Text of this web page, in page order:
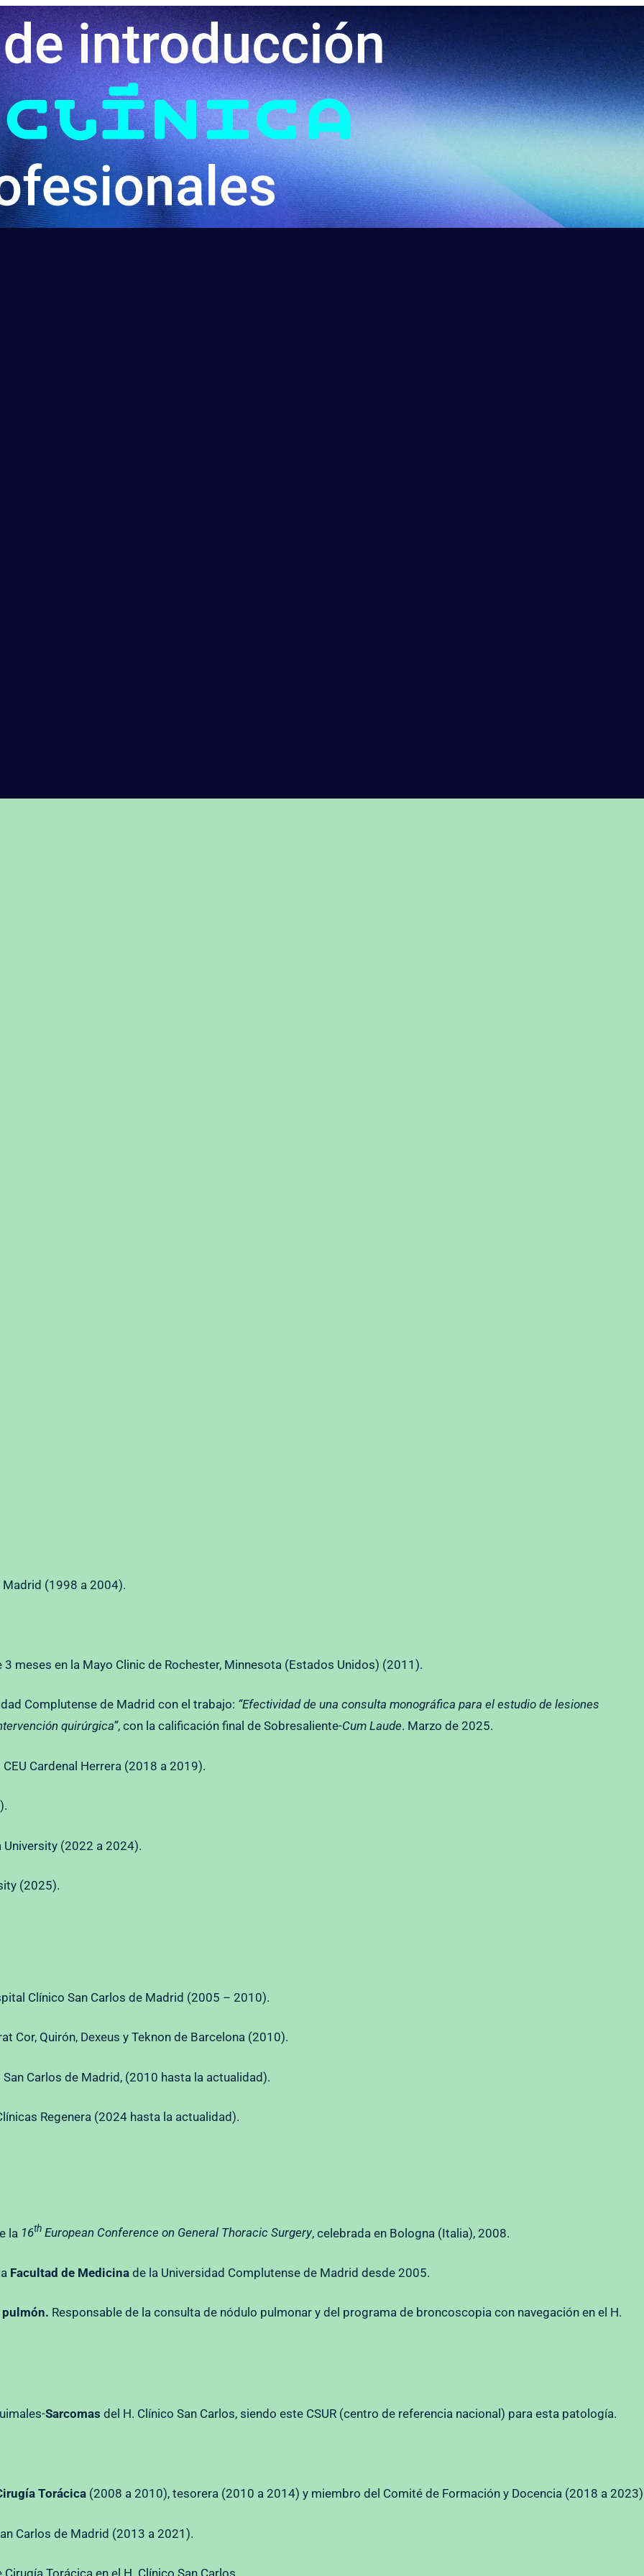
(1998 a 2004).
meses en la Mayo Clinic de Rochester, Minnesota (Estados Unidos) (2011).
Complutense de Madrid con el trabajo: “Efectividad de una consulta monográfica para el estudio de lesiones
quirúrgica”, con la calificación final de Sobresaliente-Cum Laude. Marzo de 2025.
Cardenal Herrera (2018 a 2019).
University (2022 a 2024).
(2025).
Clínico San Carlos de Madrid (2005 – 2010).
Cor, Quirón, Dexeus y Teknon de Barcelona (2010).
Carlos de Madrid, (2010 hasta la actualidad).
Regenera (2024 hasta la actualidad).
la 16th European Conference on General Thoracic Surgery, celebrada en Bologna (Italia), 2008.
Facultad de Medicina de la Universidad Complutense de Madrid desde 2005.
Responsable de la consulta de nódulo pulmonar y del programa de broncoscopia con navegación en el H.
Sarcomas del H. Clínico San Carlos, siendo este CSUR (centro de referencia nacional) para esta patología.
Torácica (2008 a 2010), tesorera (2010 a 2014) y miembro del Comité de Formación y Docencia (2018 a
Carlos de Madrid (2013 a 2021).